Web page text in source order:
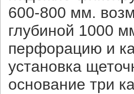
600-800 мм.
глубиной 1000
перфорацию и
установка
основание три